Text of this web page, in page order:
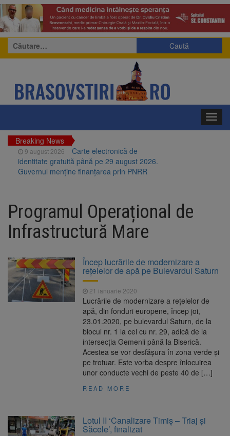
Caută
după:
Breaking News
9 august 2026
Carte electronică de
identitate gratuită până pe 29 august 2026.
Guvernul menține finanțarea prin PNRR
Brașovului vor fi restaurate. Contractul de
finanțare a fost semnat
9 august 2026
La 97 de ani, a doborât
9 august 2026
Avocații fraților Andrew și
Tristan Tate cer eliberarea lor pe cauțiune în
SUA
Se schimbă examenul de
medic specialist. Subiecte unice în toată țara,
aceeași oră și același barem
Se schimbă regulile pentru
capsulele de cafea și ambalajele de unică
folosință. Noul regulament UE se aplică din 12
Programul Operațional de
Infrastructură Mare
Încep lucrările de modernizare a
rețelelor de apă pe Bulevardul Saturn
21 ianuarie 2020
Lucrările de modernizare a rețelelor de
apă, din fonduri europene, încep joi,
23.01.2020, pe bulevardul Saturn, de la
blocul nr. 1 la cel cu nr. 29, adică de la
intersecția Gemenii până la Biserică.
Acestea se vor desfășura în zona verde și
pe trotuar. Este vorba despre înlocuirea
unor conducte vechi de peste 40 de […]
READ MORE
Lotul II ‘Canalizare Timiş – Triaj şi
Săcele’, finalizat